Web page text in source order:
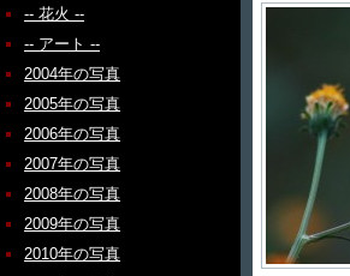
-- 花火 --
-- アート --
2004年の写真
2005年の写真
2006年の写真
2007年の写真
2008年の写真
2009年の写真
2010年の写真